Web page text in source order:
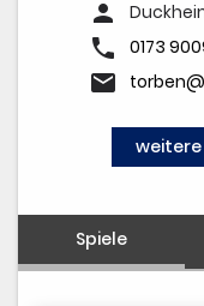
person
phone 0173
email
Spiele